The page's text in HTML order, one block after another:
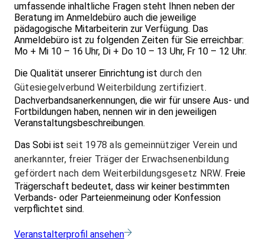
umfassende inhaltliche Fragen steht Ihnen neben der
Beratung im Anmeldebüro auch die jeweilige
pädagogische Mitarbeiterin zur Verfügung. Das
Anmeldebüro ist zu folgenden Zeiten für Sie erreichbar:
Mo + Mi 10 – 16 Uhr, Di + Do 10 – 13 Uhr, Fr 10 – 12 Uhr.
Die Qualität unserer Einrichtung ist durch den
Gütesiegelverbund Weiterbildung zertifiziert.
Dachverbandsanerkennungen, die wir für unsere Aus- und
Fortbildungen haben, nennen wir in den jeweiligen
Veranstaltungsbeschreibungen.
Das Sobi ist seit 1978 als gemeinnütziger Verein und
anerkannter, freier Träger der Erwachsenenbildung
gefördert nach dem Weiterbildungsgesetz NRW. Freie
Trägerschaft bedeutet, dass wir keiner bestimmten
Verbands- oder Parteienmeinung oder Konfession
verpflichtet sind.
Veranstalterprofil ansehen